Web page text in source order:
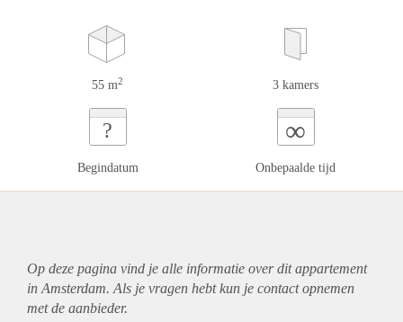
55 m2 3 kamers
?
Begindatum
∞
Onbepaalde tijd
Op deze pagina vind je alle informatie over ditappartement
in Amsterdam. Als je vragen hebt kun je contact opnemen
met de aanbieder.